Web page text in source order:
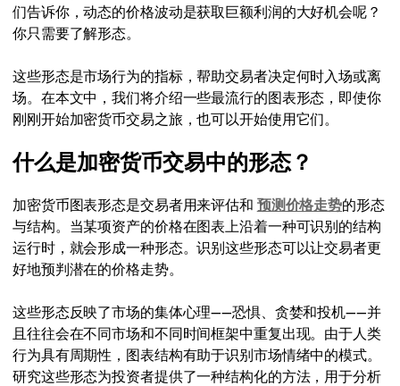
们告诉你，动态的价格波动是获取巨额利润的大好机会呢？
你只需要了解形态。
这些形态是市场行为的指标，帮助交易者决定何时入场或离
场。在本文中，我们将介绍一些最流行的图表形态，即使你
刚刚开始加密货币交易之旅，也可以开始使用它们。
什么是加密货币交易中的形态？
加密货币图表形态是交易者用来评估和 预测价格走势的形态
与结构。当某项资产的价格在图表上沿着一种可识别的结构
运行时，就会形成一种形态。识别这些形态可以让交易者更
好地预判潜在的价格走势。
这些形态反映了市场的集体心理——恐惧、贪婪和投机——并
且往往会在不同市场和不同时间框架中重复出现。由于人类
行为具有周期性，图表结构有助于识别市场情绪中的模式。
研究这些形态为投资者提供了一种结构化的方法，用于分析